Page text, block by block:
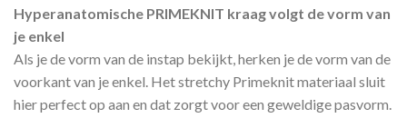
Hyperanatomische PRIMEKNIT kraag volgt de vorm van
je enkel
Als je de vorm van de instap bekijkt, herken je de vorm van de
voorkant van je enkel. Het stretchy Primeknit materiaal sluit
hier perfect op aan en dat zorgt voor een geweldige pasvorm.